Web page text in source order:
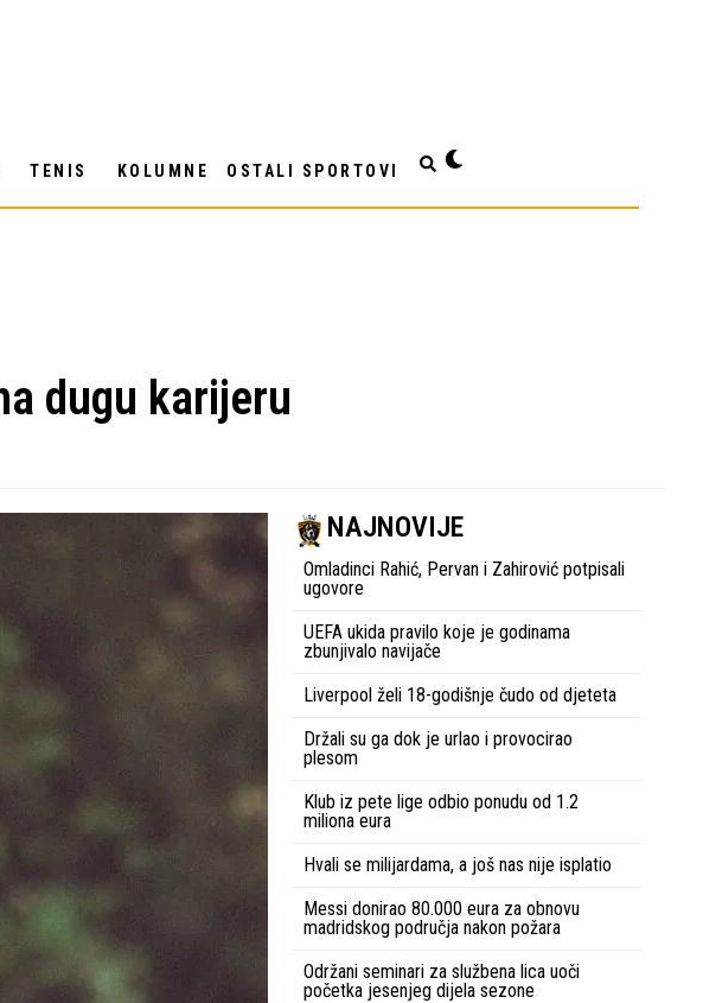
TENIS KOLUMNE OSTALI SPORTOVI
dugu karijeru
NAJNOVIJE
Omladinci Rahić, Pervan i Zahirović potpisali
ugovore
UEFA ukida pravilo koje je godinama
zbunjivalo navijače
Liverpool želi 18-godišnje čudo od djeteta
Držali su ga dok je urlao i provocirao
plesom
Klub iz pete lige odbio ponudu od 1.2
miliona eura
Hvali se milijardama, a još nas nije isplatio
Messi donirao 80.000 eura za obnovu
madridskog područja nakon požara
Održani seminari za službena lica uoči
početka jesenjeg dijela sezone